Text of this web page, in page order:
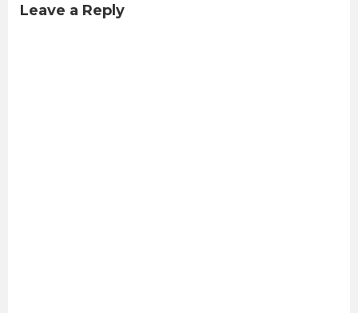
Leave a Reply